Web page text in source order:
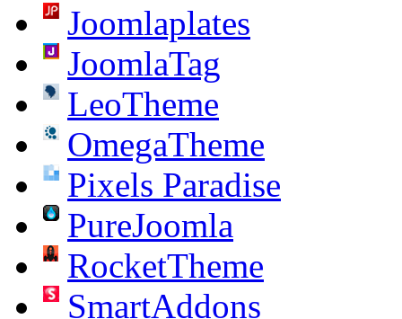
Joomlaplates
JoomlaTag
LeoTheme
OmegaTheme
Pixels Paradise
PureJoomla
RocketTheme
SmartAddons